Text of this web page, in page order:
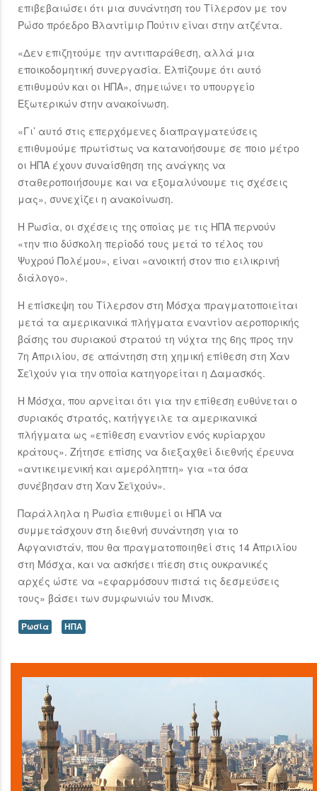
επιβεβαιώσει ότι μια συνάντηση του Τίλερσον με τον
Ρώσο πρόεδρο Βλαντίμιρ Πούτιν είναι στην ατζέντα.
«Δεν επιζητούμε την αντιπαράθεση, αλλά μια
εποικοδομητική συνεργασία. Ελπίζουμε ότι αυτό
επιθυμούν και οι ΗΠΑ», σημειώνει το υπουργείο
Εξωτερικών στην ανακοίνωση.
«Γι’ αυτό στις επερχόμενες διαπραγματεύσεις
επιθυμούμε πρωτίστως να κατανοήσουμε σε ποιο μέτρο
οι ΗΠΑ έχουν συναίσθηση της ανάγκης να
σταθεροποιήσουμε και να εξομαλύνουμε τις σχέσεις
μας», συνεχίζει η ανακοίνωση.
Η Ρωσία, οι σχέσεις της οποίας με τις ΗΠΑ περνούν
«την πιο δύσκολη περίοδό τους μετά το τέλος του
Ψυχρού Πολέμου», είναι «ανοικτή στον πιο ειλικρινή
διάλογο».
Η επίσκεψη του Τίλερσον στη Μόσχα πραγματοποιείται
μετά τα αμερικανικά πλήγματα εναντίον αεροπορικής
βάσης του συριακού στρατού τη νύχτα της 6ης προς την
7η Απριλίου, σε απάντηση στη χημική επίθεση στη Χαν
Σεϊχούν για την οποία κατηγορείται η Δαμασκός.
Η Μόσχα, που αρνείται ότι για την επίθεση ευθύνεται ο
συριακός στρατός, κατήγγειλε τα αμερικανικά
πλήγματα ως «επίθεση εναντίον ενός κυρίαρχου
κράτους». Ζήτησε επίσης να διεξαχθεί διεθνής έρευνα
«αντικειμενική και αμερόληπτη» για «τα όσα
συνέβησαν στη Χαν Σεϊχούν».
Παράλληλα η Ρωσία επιθυμεί οι ΗΠΑ να
συμμετάσχουν στη διεθνή συνάντηση για το
Αφγανιστάν, που θα πραγματοποιηθεί στις 14 Απριλίου
στη Μόσχα, και να ασκήσει πίεση στις ουκρανικές
αρχές ώστε να «εφαρμόσουν πιστά τις δεσμεύσεις
τους» βάσει των συμφωνιών του Μινσκ.
Ρωσία ΗΠΑ